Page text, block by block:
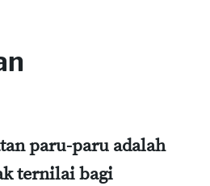
paru-paru adalah
ternilai bagi